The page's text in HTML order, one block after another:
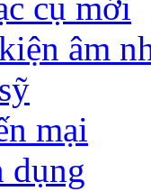
cụ mới
âm
mại
dụng